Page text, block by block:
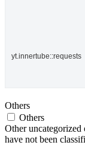
yt.innertube::requests
Others
Others
Other uncategorized
have not been